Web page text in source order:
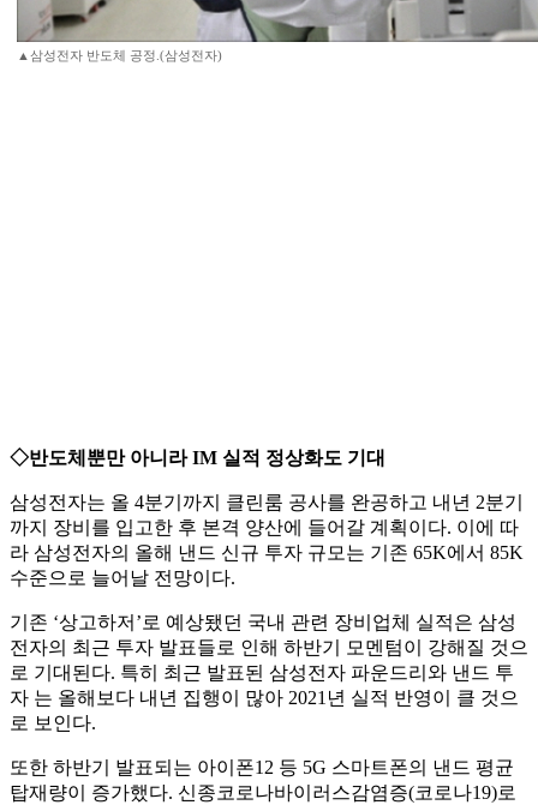
▲삼성전자 반도체 공정.(삼성전자)
◇반도체뿐만 아니라 IM 실적 정상화도 기대
삼성전자는 올 4분기까지 클린룸 공사를 완공하고 내년 2분기
까지 장비를 입고한 후 본격 양산에 들어갈 계획이다. 이에 따
라 삼성전자의 올해 낸드 신규 투자 규모는 기존 65K에서 85K
수준으로 늘어날 전망이다.
기존 ‘상고하저’로 예상됐던 국내 관련 장비업체 실적은 삼성
전자의 최근 투자 발표들로 인해 하반기 모멘텀이 강해질 것으
로 기대된다. 특히 최근 발표된 삼성전자 파운드리와 낸드 투
자 는 올해보다 내년 집행이 많아 2021년 실적 반영이 클 것으
로 보인다.
또한 하반기 발표되는 아이폰12 등 5G 스마트폰의 낸드 평균
탑재량이 증가했다. 신종코로나바이러스감염증(코로나19)로